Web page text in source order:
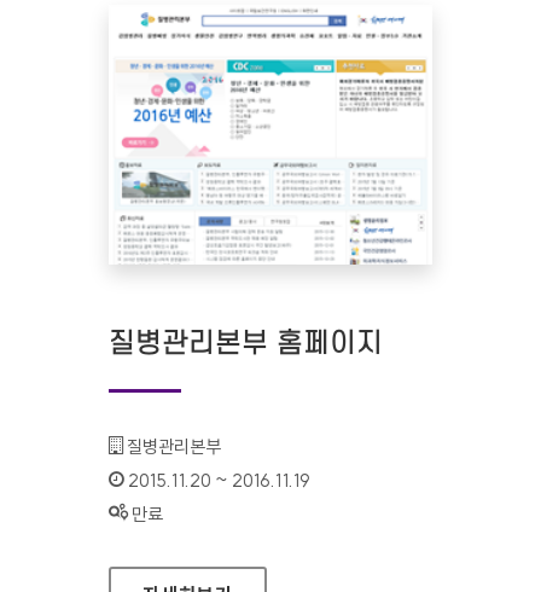
질병관리본부 홈페이지
기관명 :
질병관리본부
인증기간 :
2015.11.20 ~ 2016.11.19
상태 :
만료